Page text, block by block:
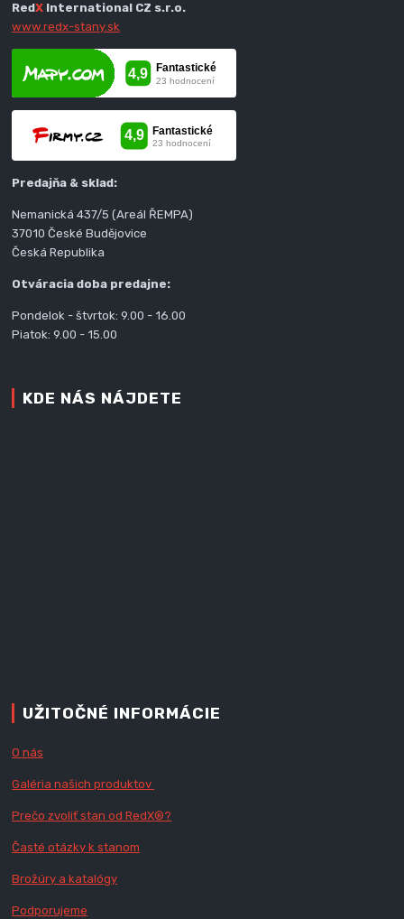
RedX International CZ s.r.o.
www.redx-stany.sk
Predajňa & sklad:
Nemanická 437/5 (Areál ŘEMPA)
37010 České Budějovice
Česká Republika
Otváracia doba predajne:
Pondelok - štvrtok: 9.00 - 16.00
Piatok: 9.00 - 15.00
KDE NÁS NÁJDETE
UŽITOČNÉ INFORMÁCIE
O nás
Galéria našich produktov
Prečo zvoliť stan od RedX®?
Časté otázky k stanom
Brožúry a katalógy
Podporujeme